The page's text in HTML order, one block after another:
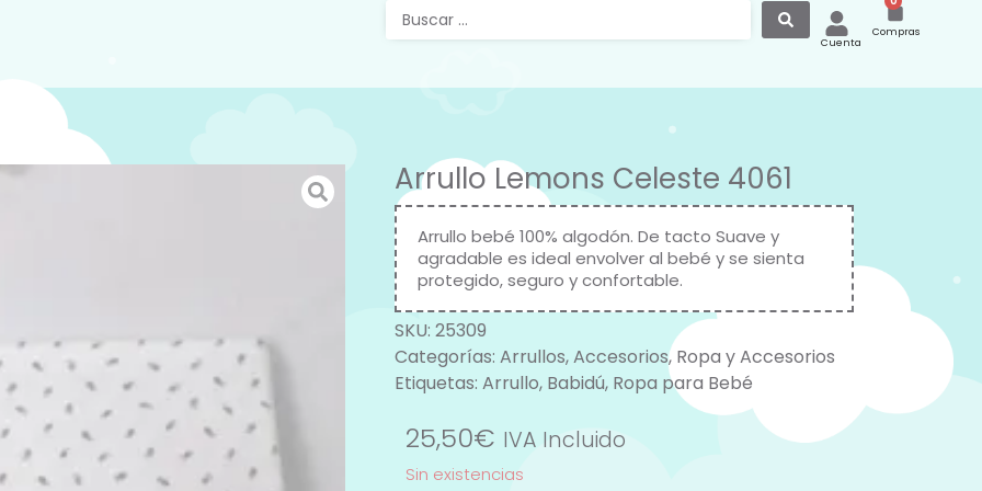
Cuenta
Compras
Arrullo Lemons Celeste 4061
Arrullo bebé 100% algodón. De tacto Suave y
agradable es ideal envolver al bebé y se sienta
protegido, seguro y confortable.
SKU: 25309
Categorías: Arrullos,Accesorios, Ropa y Accesorios
Etiquetas: Arrullo, Babidú, Ropa para Bebé
25,50€ IVA Incluido
Sin existencias